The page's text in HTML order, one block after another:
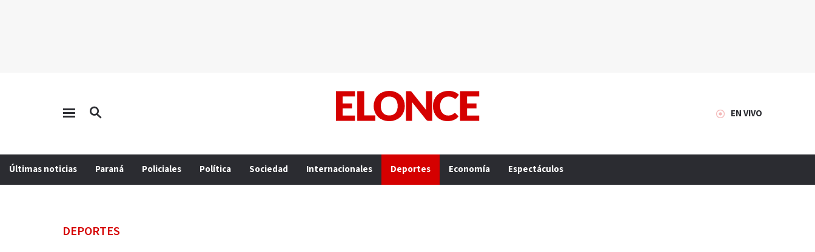
EN VIVO
Últimas noticias Paraná Policiales Política Sociedad Internacionales Deportes Economía Espectáculos
DEPORTES